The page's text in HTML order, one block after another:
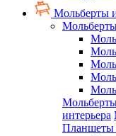
Мольберты
интерьера
Планшеты